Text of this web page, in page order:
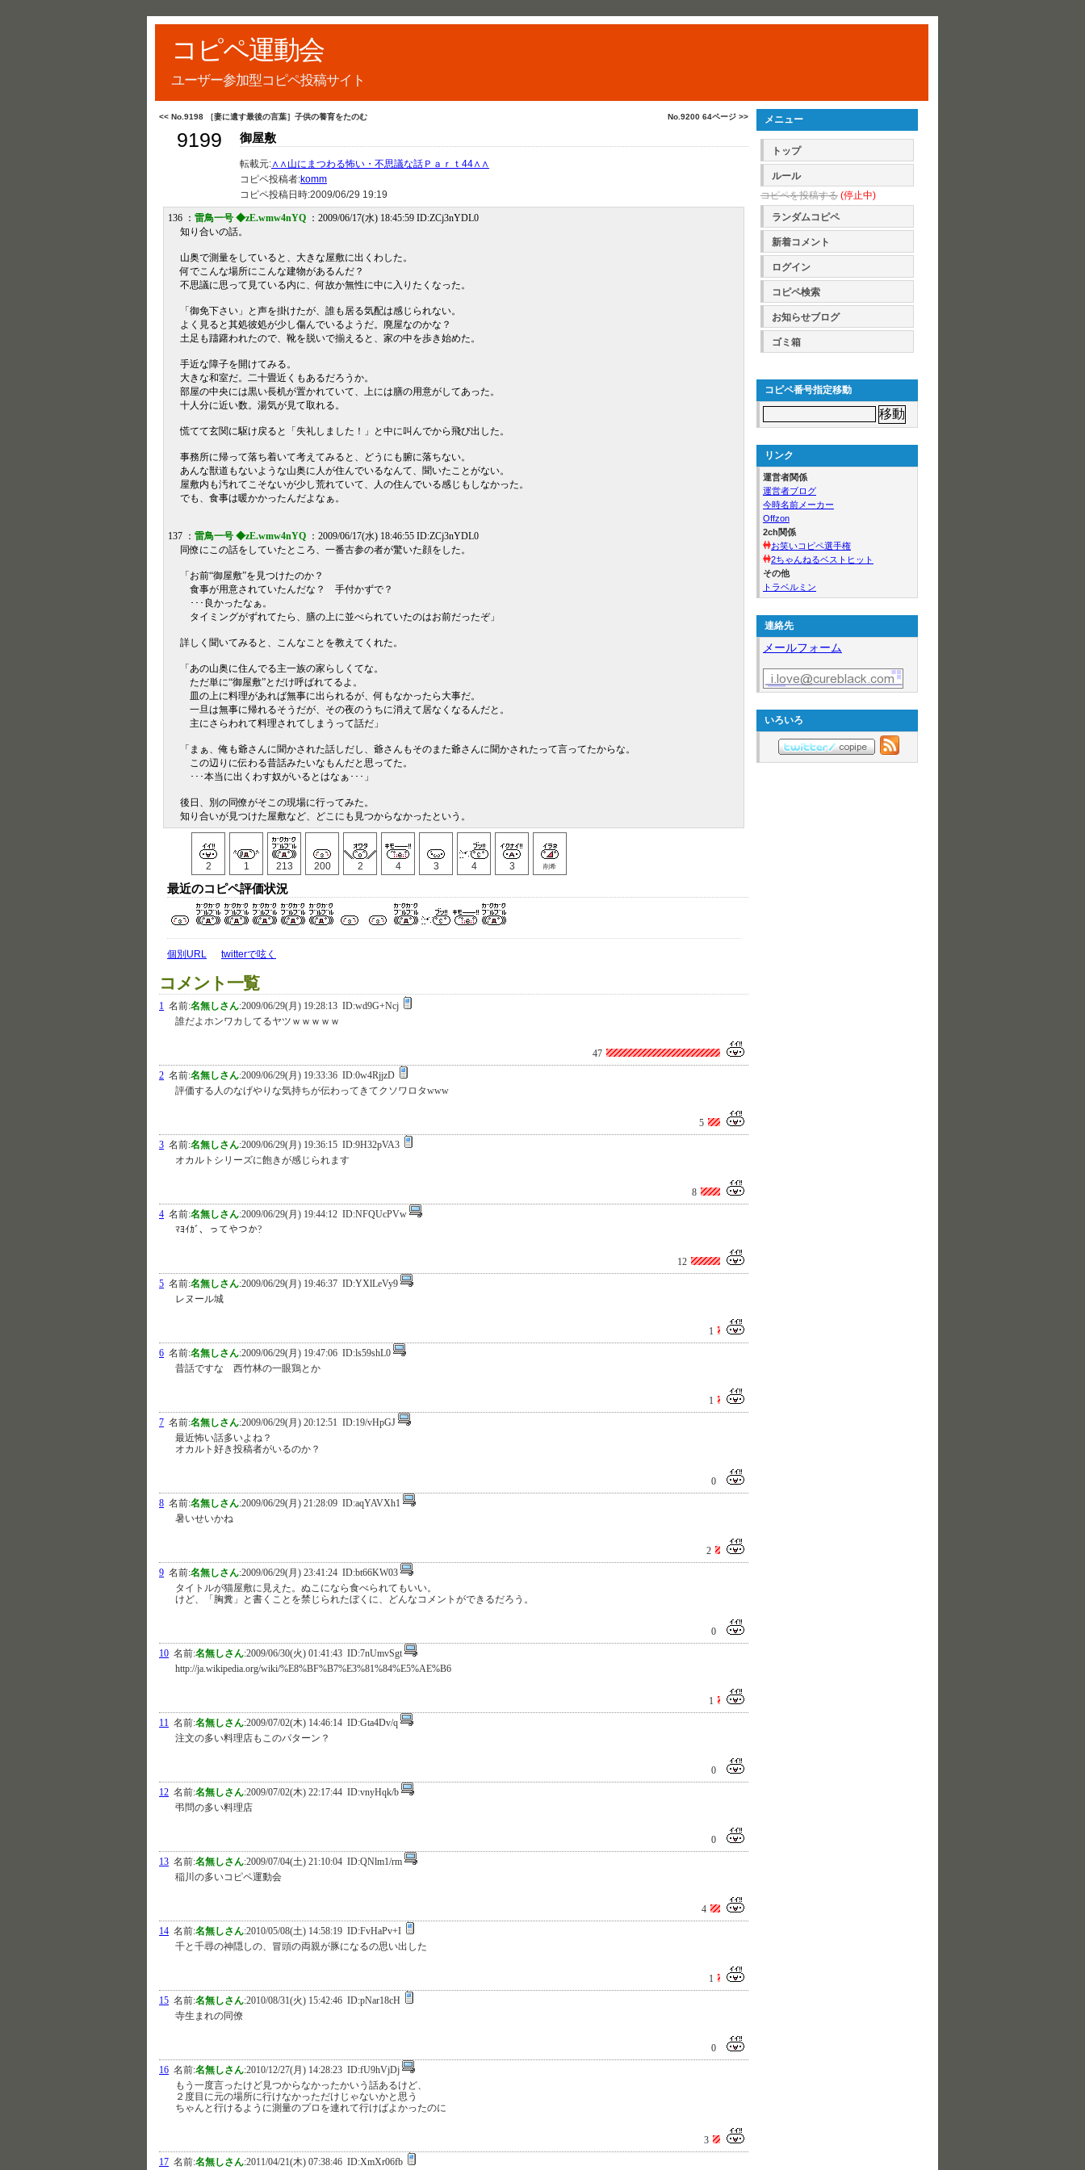
コピペ運動会
ユーザー参加型コピペ投稿サイト
No.9200 64ページ >>
<< No.9198 ［妻に遺す最後の言葉］子供の養育をたのむ
9199 御屋敷
転載元:∧∧山にまつわる怖い・不思議な話Ｐａｒｔ44∧∧
コピペ投稿者:komm
コピペ投稿日時:2009/06/29 19:19
136 ： 雷鳥一号 ◆zE.wmw4nYQ ：2009/06/17(水) 18:45:59 ID:ZCj3nYDL0
知り合いの話。
山奥で測量をしていると、大きな屋敷に出くわした。
何でこんな場所にこんな建物があるんだ？
不思議に思って見ている内に、何故か無性に中に入りたくなった。
「御免下さい」と声を掛けたが、誰も居る気配は感じられない。
よく見ると其処彼処が少し傷んでいるようだ。廃屋なのかな？
土足も躊躇われたので、靴を脱いで揃えると、家の中を歩き始めた。
手近な障子を開けてみる。
大きな和室だ。二十畳近くもあるだろうか。
部屋の中央には黒い長机が置かれていて、上には膳の用意がしてあった。
十人分に近い数。湯気が見て取れる。
慌てて玄関に駆け戻ると「失礼しました！」と中に叫んでから飛び出した。
事務所に帰って落ち着いて考えてみると、どうにも腑に落ちない。
あんな獣道もないような山奥に人が住んでいるなんて、聞いたことがない。
屋敷内も汚れてこそないが少し荒れていて、人の住んでいる感じもしなかった。
でも、食事は暖かかったんだよなぁ。
137 ： 雷鳥一号 ◆zE.wmw4nYQ ：2009/06/17(水) 18:46:55 ID:ZCj3nYDL0
同僚にこの話をしていたところ、一番古参の者が驚いた顔をした。
「お前“御屋敷”を見つけたのか？
食事が用意されていたんだな？ 手付かずで？
･･･良かったなぁ。
タイミングがずれてたら、膳の上に並べられていたのはお前だったぞ」
詳しく聞いてみると、こんなことを教えてくれた。
「あの山奥に住んでる主一族の家らしくてな。
ただ単に“御屋敷”とだけ呼ばれてるよ。
皿の上に料理があれば無事に出られるが、何もなかったら大事だ。
一旦は無事に帰れるそうだが、その夜のうちに消えて居なくなるんだと。
主にさらわれて料理されてしまうって話だ」
「まぁ、俺も爺さんに聞かされた話しだし、爺さんもそのまた爺さんに聞かされたって言ってたからな。
この辺りに伝わる昔話みたいなもんだと思ってた。
･･･本当に出くわす奴がいるとはなぁ･･･」
後日、別の同僚がそこの現場に行ってみた。
知り合いが見つけた屋敷など、どこにも見つからなかったという。
2 1 213 200 2 4 3 4 3 削希
最近のコピペ評価状況
個別URL twitterで呟く
コメント一覧
1 名前:名無しさん:2009/06/29(月) 19:28:13 ID:wd9G+Ncj
誰だよホンワカしてるヤツｗｗｗｗｗ
47
2 名前:名無しさん:2009/06/29(月) 19:33:36 ID:0w4RjjzD
評価する人のなげやりな気持ちが伝わってきてクソワロタwww
5
3 名前:名無しさん:2009/06/29(月) 19:36:15 ID:9H32pVA3
オカルトシリーズに飽きが感じられます
8
4 名前:名無しさん:2009/06/29(月) 19:44:12 ID:NFQUcPVw
ﾏﾖｲｶﾞ、ってやつか?
12
5 名前:名無しさん:2009/06/29(月) 19:46:37 ID:YXlLeVy9
レヌール城
1
6 名前:名無しさん:2009/06/29(月) 19:47:06 ID:ls59shL0
昔話ですな 西竹林の一眼鶏とか
1
7 名前:名無しさん:2009/06/29(月) 20:12:51 ID:19/vHpGJ
最近怖い話多いよね？
オカルト好き投稿者がいるのか？
0
8 名前:名無しさん:2009/06/29(月) 21:28:09 ID:aqYAVXh1
暑いせいかね
2
9 名前:名無しさん:2009/06/29(月) 23:41:24 ID:bt66KW03
タイトルが猫屋敷に見えた。ぬこになら食べられてもいい。
けど、「胸糞」と書くことを禁じられたぼくに、どんなコメントができるだろう。
0
10 名前:名無しさん:2009/06/30(火) 01:41:43 ID:7nUmvSgt
http://ja.wikipedia.org/wiki/%E8%BF%B7%E3%81%84%E5%AE%B6
1
11 名前:名無しさん:2009/07/02(木) 14:46:14 ID:Gta4Dv/q
注文の多い料理店もこのパターン？
0
12 名前:名無しさん:2009/07/02(木) 22:17:44 ID:vnyHqk/b
弔問の多い料理店
0
13 名前:名無しさん:2009/07/04(土) 21:10:04 ID:QNlm1/rm
稲川の多いコピペ運動会
4
14 名前:名無しさん:2010/05/08(土) 14:58:19 ID:FvHaPv+I
千と千尋の神隠しの、冒頭の両親が豚になるの思い出した
1
15 名前:名無しさん:2010/08/31(火) 15:42:46 ID:pNar18cH
寺生まれの同僚
0
16 名前:名無しさん:2010/12/27(月) 14:28:23 ID:fU9hVjDj
もう一度言ったけど見つからなかったかいう話あるけど、
２度目に元の場所に行けなかっただけじゃないかと思う
ちゃんと行けるように測量のプロを連れて行けばよかったのに
3
17 名前:名無しさん:2011/04/21(木) 07:38:46 ID:XmXr06fb
メニュー
トップ
ルール
コピペを投稿する (停止中)
ランダムコピペ
新着コメント
ログイン
コピペ検索
お知らせブログ
ゴミ箱
コピペ番号指定移動
リンク
運営者関係
運営者ブログ
今時名前メーカー
Offzon
2ch関係
お笑いコピペ選手権
2ちゃんねるベストヒット
その他
トラベルミン
連絡先
メールフォーム
いろいろ